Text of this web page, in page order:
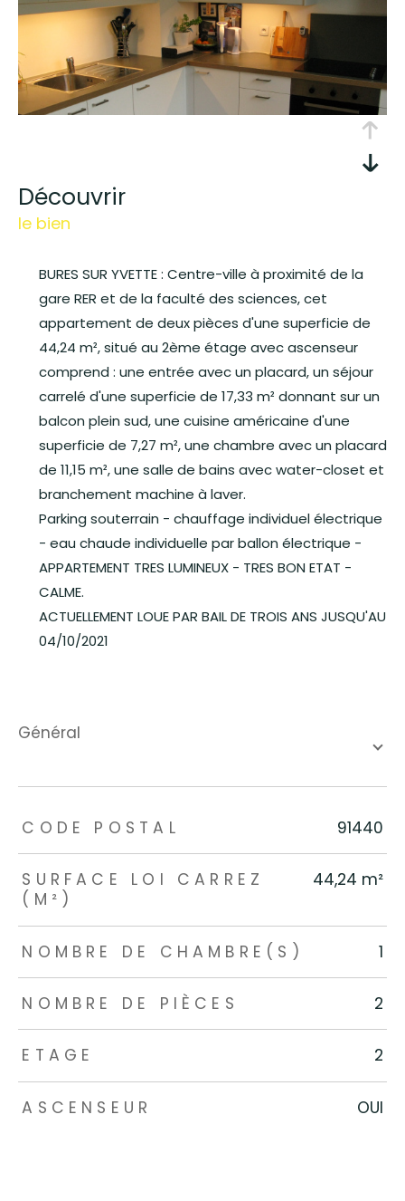
découvrir
le bien
BURES SUR YVETTE : Centre-ville à proximité de la
gare RER et de la faculté des sciences, cet
appartement de deux pièces d'une superficie de
44,24 m², situé au 2ème étage avec ascenseur
comprend : une entrée avec un placard, un séjour
carrelé d'une superficie de 17,33 m² donnant sur un
balcon plein sud, une cuisine américaine d'une
superficie de 7,27 m², une chambre avec un placard
de 11,15 m², une salle de bains avec water-closet et
branchement machine à laver.
Parking souterrain - chauffage individuel électrique
- eau chaude individuelle par ballon électrique -
APPARTEMENT TRES LUMINEUX - TRES BON ETAT -
CALME.
ACTUELLEMENT LOUE PAR BAIL DE TROIS ANS JUSQU'AU
04/10/2021
général
TRAD_ZEPHYR_Caracteristique TRAD_ZEPHYR_Valeurs
CODE POSTAL 91440
SURFACE LOI CARREZ
(M²)
44,24 m²
NOMBRE DE CHAMBRE(S) 1
NOMBRE DE PIÈCES 2
ETAGE 2
ASCENSEUR OUI